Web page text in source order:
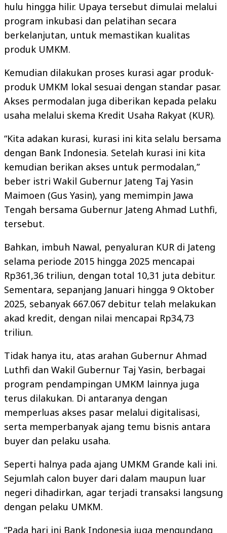
hulu hingga hilir. Upaya tersebut dimulai melalui
program inkubasi dan pelatihan secara
berkelanjutan, untuk memastikan kualitas
produk UMKM.
Kemudian dilakukan proses kurasi agar produk-
produk UMKM lokal sesuai dengan standar pasar.
Akses permodalan juga diberikan kepada pelaku
usaha melalui skema Kredit Usaha Rakyat (KUR).
“Kita adakan kurasi, kurasi ini kita selalu bersama
dengan Bank Indonesia. Setelah kurasi ini kita
kemudian berikan akses untuk permodalan,”
beber istri Wakil Gubernur Jateng Taj Yasin
Maimoen (Gus Yasin), yang memimpin Jawa
Tengah bersama Gubernur Jateng Ahmad Luthfi,
tersebut.
Bahkan, imbuh Nawal, penyaluran KUR di Jateng
selama periode 2015 hingga 2025 mencapai
Rp361,36 triliun, dengan total 10,31 juta debitur.
Sementara, sepanjang Januari hingga 9 Oktober
2025, sebanyak 667.067 debitur telah melakukan
akad kredit, dengan nilai mencapai Rp34,73
triliun.
Tidak hanya itu, atas arahan Gubernur Ahmad
Luthfi dan Wakil Gubernur Taj Yasin, berbagai
program pendampingan UMKM lainnya juga
terus dilakukan. Di antaranya dengan
memperluas akses pasar melalui digitalisasi,
serta memperbanyak ajang temu bisnis antara
buyer dan pelaku usaha.
Seperti halnya pada ajang UMKM Grande kali ini.
Sejumlah calon buyer dari dalam maupun luar
negeri dihadirkan, agar terjadi transaksi langsung
dengan pelaku UMKM.
“Pada hari ini Bank Indonesia juga mengundang